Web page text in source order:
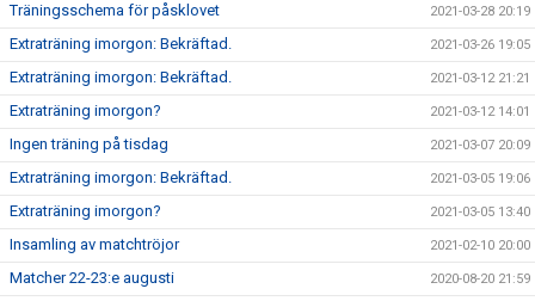
Träningsschema för påsklovet 2021-03-28 20:19
Extraträning imorgon: Bekräftad. 2021-03-26 19:05
Extraträning imorgon: Bekräftad. 2021-03-12 21:21
Extraträning imorgon? 2021-03-12 14:01
Ingen träning på tisdag 2021-03-07 20:09
Extraträning imorgon: Bekräftad. 2021-03-05 19:06
Extraträning imorgon? 2021-03-05 13:40
Insamling av matchtröjor 2021-02-10 20:00
Matcher 22-23:e augusti 2020-08-20 21:59